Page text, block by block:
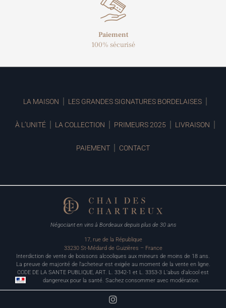
Paiement
100% sécurisé
LA MAISON LES GRANDES SIGNATURES BORDELAISES
À L’UNITÉ LA COLLECTION PRIMEURS 2025 LIVRAISON
PAIEMENT CONTACT
Négociant en vins à Bordeaux depuis plus de 30 ans
17, rue de la République
33230 St-Médard de Guizières – France
Interdiction de vente de boissons alcooliques aux mineurs de moins de 18 ans.
La preuve de majorité de l’acheteur est exigée au moment de la vente en ligne.
CODE DE LA SANTE PUBLIQUE, ART. L. 3342-1 et L. 3353-3 L’abus d’alcool est
dangereux pour la santé. Sachez consommer avec modération.